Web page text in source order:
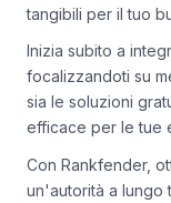
strategici non solo
tangibili per il tuo
Inizia subito a
focalizzandoti su
sia le soluzioni
Con Rankfender,